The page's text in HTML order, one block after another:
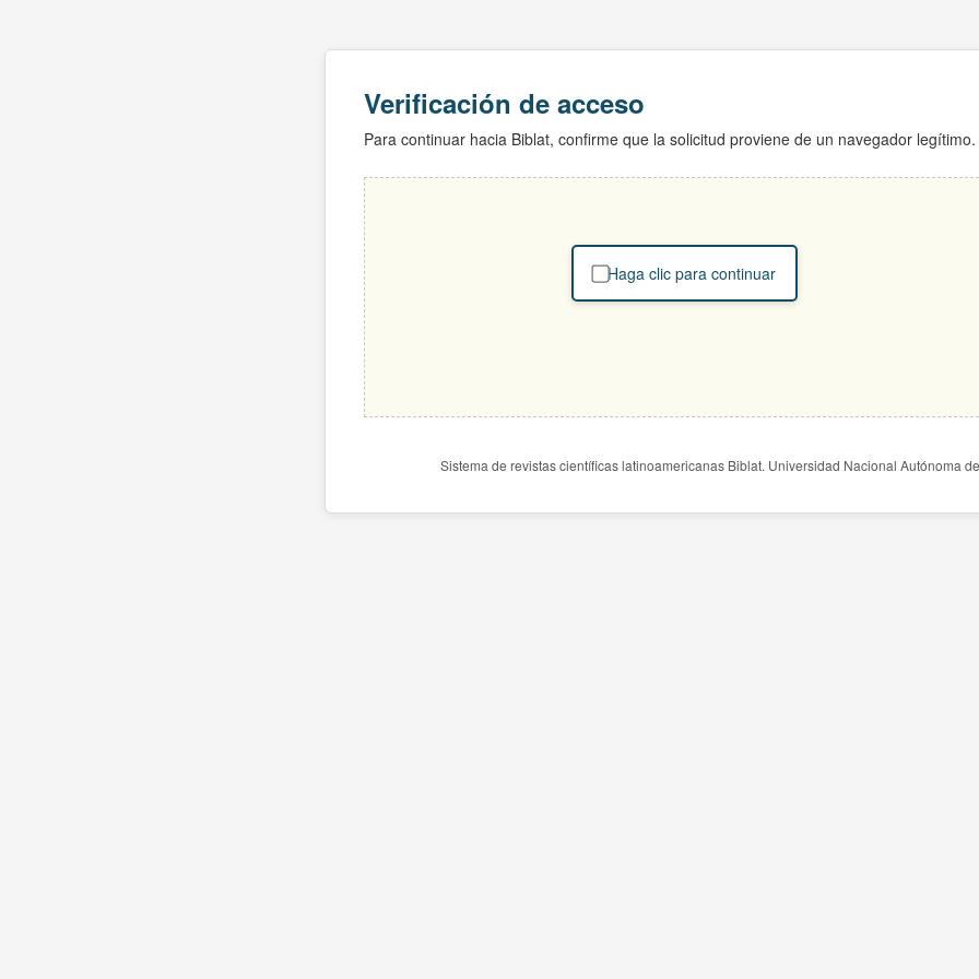
Verificación de acceso
Para continuar hacia Biblat, confirme que la solicitud proviene de un navegador legítimo.
Haga clic para continuar
Sistema de revistas científicas latinoamericanas Biblat. Universidad Nacional Autónoma